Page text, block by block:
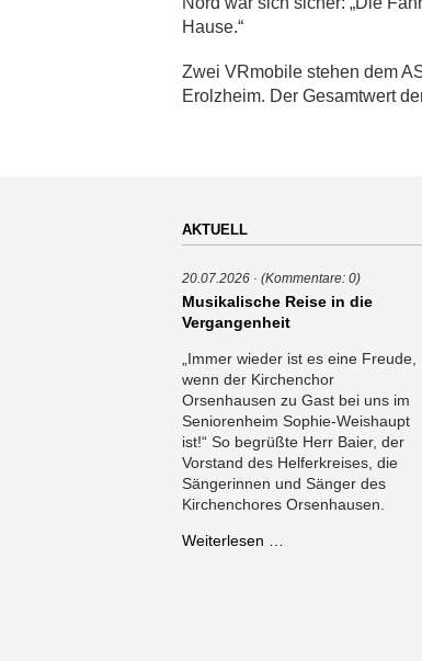
Hause.“
Zwei VRmobile stehen dem
Erolzheim. Der Gesamtwert
AKTUELL
20.07.2026 (Kommentare: 0)
Musikalische Reise in die
Vergangenheit
„Immer wieder ist es eine Freude,
wenn der Kirchenchor
Orsenhausen zu Gast bei uns im
Seniorenheim Sophie-Weishaupt
ist!“ So begrüßte Herr Baier, der
Vorstand des Helferkreises, die
Sängerinnen und Sänger des
Kirchenchores Orsenhausen.
Weiterlesen …